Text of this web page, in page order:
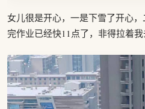
女儿很是开心，一是下雪了开心
完作业已经快11点了，非得拉着我